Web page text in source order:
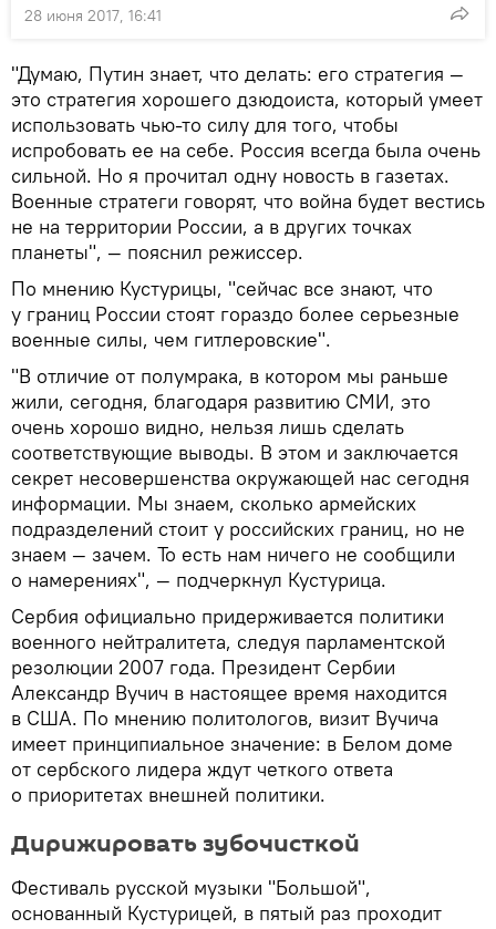
28 июня 2017, 16:41
"Думаю, Путин знает, что делать: его стратегия —
это стратегия хорошего дзюдоиста, который умеет
использовать чью-то силу для того, чтобы
испробовать ее на себе. Россия всегда была очень
сильной. Но я прочитал одну новость в газетах.
Военные стратеги говорят, что война будет вестись
не на территории России, а в других точках
планеты", — пояснил режиссер.
По мнению Кустурицы, "сейчас все знают, что
у границ России стоят гораздо более серьезные
военные силы, чем гитлеровские".
"В отличие от полумрака, в котором мы раньше
жили, сегодня, благодаря развитию СМИ, это
очень хорошо видно, нельзя лишь сделать
соответствующие выводы. В этом и заключается
секрет несовершенства окружающей нас сегодня
информации. Мы знаем, сколько армейских
подразделений стоит у российских границ, но не
знаем — зачем. То есть нам ничего не сообщили
о намерениях", — подчеркнул Кустурица.
Сербия официально придерживается политики
военного нейтралитета, следуя парламентской
резолюции 2007 года. Президент Сербии
Александр Вучич в настоящее время находится
в США. По мнению политологов, визит Вучича
имеет принципиальное значение: в Белом доме
от сербского лидера ждут четкого ответа
о приоритетах внешней политики.
Дирижировать зубочисткой
Фестиваль русской музыки "Большой",
основанный Кустурицей, в пятый раз проходит